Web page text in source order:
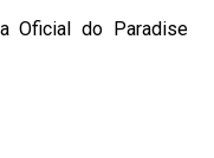
Oficial do Paradise